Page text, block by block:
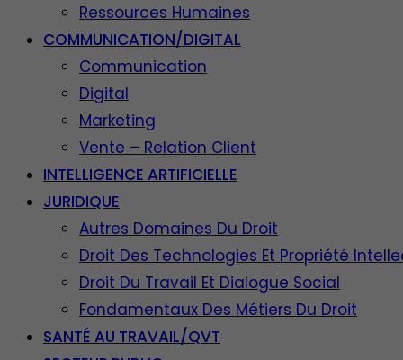
Ressources Humaines
COMMUNICATION/DIGITAL
Communication
Digital
Marketing
Vente – Relation Client
INTELLIGENCE ARTIFICIELLE
JURIDIQUE
Autres Domaines Du Droit
Droit Des Technologies Et Propriété
Droit Du Travail Et Dialogue Social
Fondamentaux Des Métiers Du Droit
SANTÉ AU TRAVAIL/QVT